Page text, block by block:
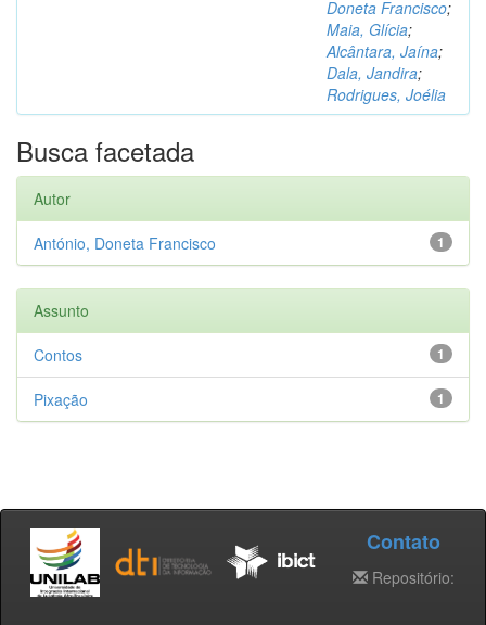
Doneta Francisco;
Maia, Glícia;
Alcântara, Jaína;
Dala, Jandira;
Rodrigues, Joélia
Busca facetada
Autor
1
António, Doneta Francisco
Assunto
1
Contos
1
Pixação
Contato
Repositório: